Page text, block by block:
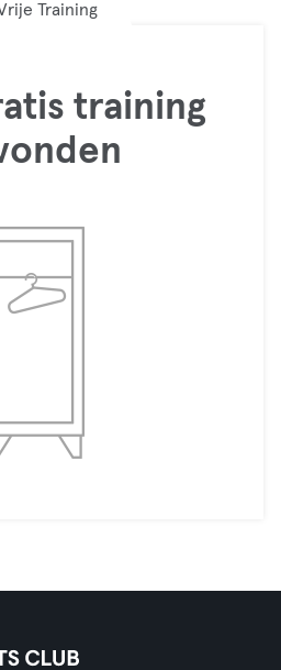
Training
training